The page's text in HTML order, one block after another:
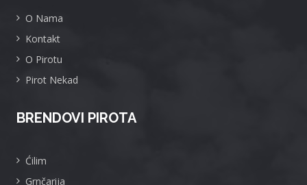
O Nama
Kontakt
O Pirotu
Pirot Nekad
BRENDOVI PIROTA
Ćilim
Grnčarija